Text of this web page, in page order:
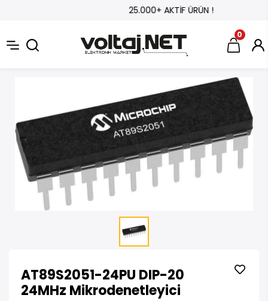
25.000+ AKTİF ÜRÜN !
0
AT89S2051-24PU DIP-20
24MHz Mikrodenetleyici